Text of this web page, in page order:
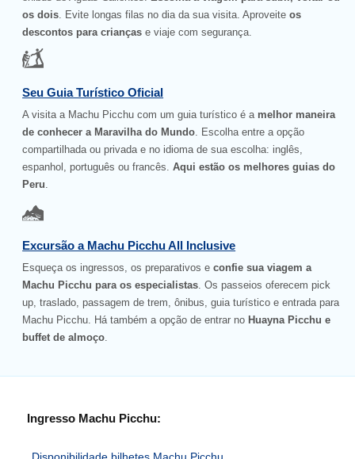
os dois . Evite longas filas no dia da sua visita. Aproveiteos
descontos para crianças e viaje com segurança.
Seu Guia Turístico Oficial
A visita a Machu Picchu com um guia turístico é a melhor maneira
de conhecer a Maravilha do Mundo. Escolha entre a opção
compartilhada ou privada e no idioma de sua escolha: inglês,
espanhol, português ou francês. Aqui estão os melhores guias do
Peru.
Excursão a Machu Picchu All Inclusive
Esqueça os ingressos, os preparativos e confie sua viagem a
Machu Picchu para os especialistas. Os passeios oferecem pick
up, traslado, passagem de trem, ônibus, guia turístico e entrada para
Machu Picchu. Há também a opção de entrar no Huayna Picchu e
buffet de almoço.
Ingresso Machu Picchu: